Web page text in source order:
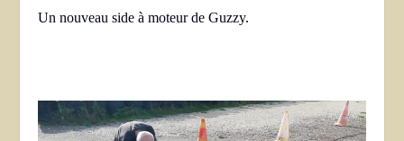
Un nouveau side à moteur de Guzzy.